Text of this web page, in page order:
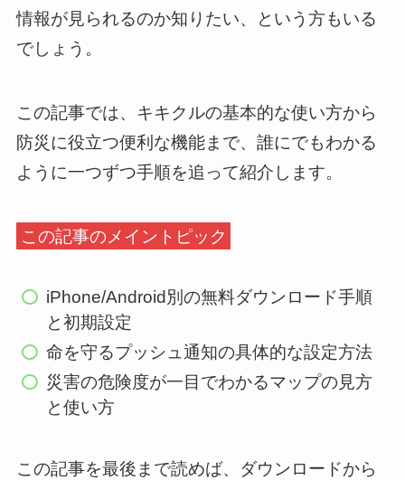
情報が見られるのか知りたい、という方もいる
でしょう。
この記事では、キキクルの基本的な使い方から
防災に役立つ便利な機能まで、誰にでもわかる
ように一つずつ手順を追って紹介します。
この記事のメイントピック
iPhone/Android別の無料ダウンロード手順
と初期設定
命を守るプッシュ通知の具体的な設定方法
災害の危険度が一目でわかるマップの見方
と使い方
この記事を最後まで読めば、ダウンロードから